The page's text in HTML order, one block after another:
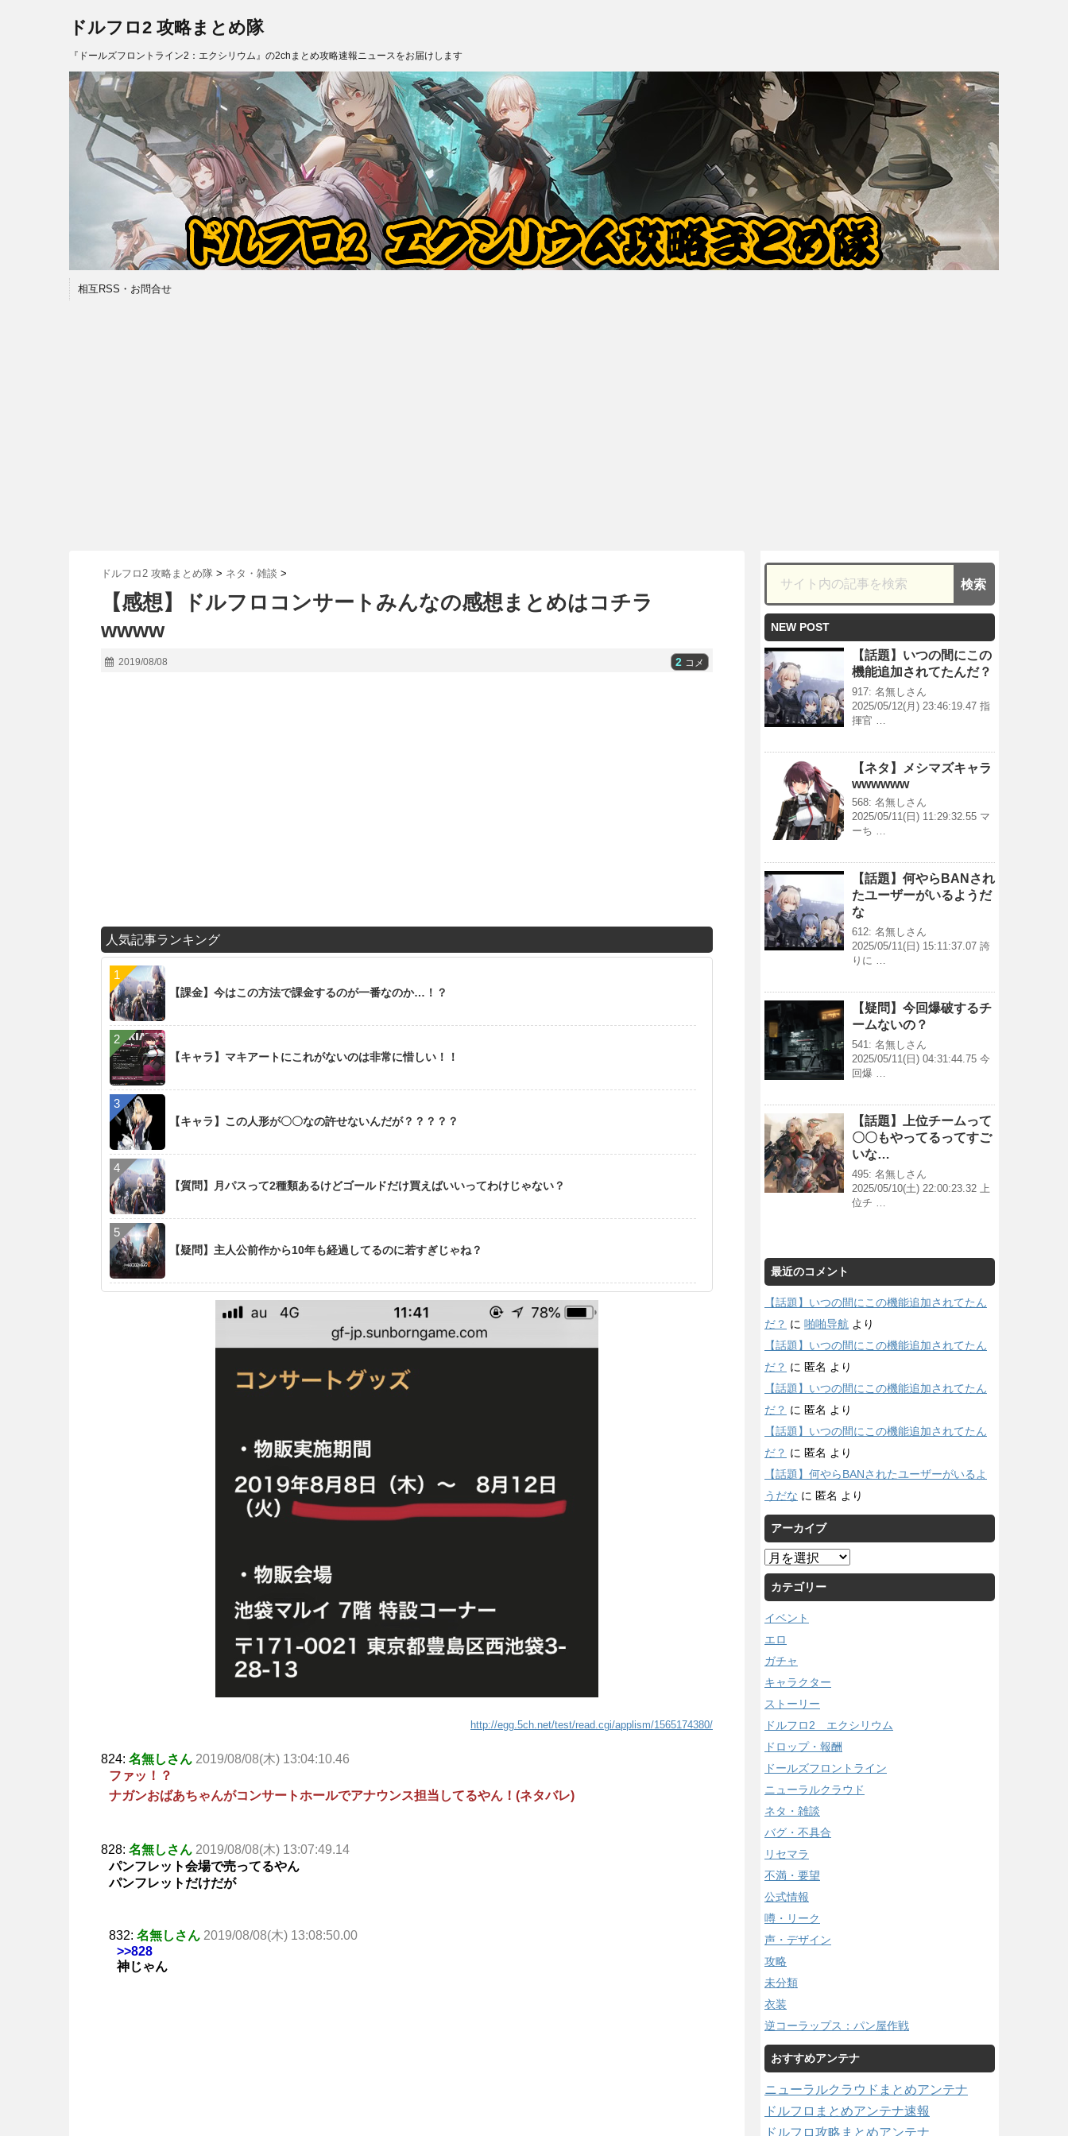
ドルフロ2 攻略まとめ隊
『ドールズフロントライン2：エクシリウム』の2chまとめ攻略速報ニュースをお届けします
相互RSS・お問合せ
ドルフロ2 攻略まとめ隊 > ネタ・雑談 >
【感想】ドルフロコンサートみんなの感想まとめはコチラ
wwww
2019/08/08 2 コメ
人気記事ランキング
【課金】今はこの方法で課金するのが一番なのか…！？
【キャラ】マキアートにこれがないのは非常に惜しい！！
【キャラ】この人形が〇〇なの許せないんだが？？？？？
【質問】月パスって2種類あるけどゴールドだけ買えばいいってわけじゃない？
【疑問】主人公前作から10年も経過してるのに若すぎじゃね？
http://egg.5ch.net/test/read.cgi/applism/1565174380/
824: 名無しさん 2019/08/08(木) 13:04:10.46
ファッ！？
ナガンおばあちゃんがコンサートホールでアナウンス担当してるやん！(ネタバレ)
828: 名無しさん 2019/08/08(木) 13:07:49.14
パンフレット会場で売ってるやん
パンフレットだけだが
832: 名無しさん 2019/08/08(木) 13:08:50.00
>>828
神じゃん
NEW POST
【話題】いつの間にこの
機能追加されてたんだ？
917: 名無しさん
2025/05/12(月) 23:46:19.47 指
揮官 …
【ネタ】メシマズキャラ
wwwwww
568: 名無しさん
2025/05/11(日) 11:29:32.55 マ
ーち …
【話題】何やらBANされ
たユーザーがいるようだ
な
612: 名無しさん
2025/05/11(日) 15:11:37.07 誇
りに …
【疑問】今回爆破するチ
ームないの？
541: 名無しさん
2025/05/11(日) 04:31:44.75 今
回爆 …
【話題】上位チームって
〇〇もやってるってすご
いな…
495: 名無しさん
2025/05/10(土) 22:00:23.32 上
位チ …
最近のコメント
【話題】いつの間にこの機能追加されてたん
だ？ に 啪啪导航 より
【話題】いつの間にこの機能追加されてたん
だ？ に 匿名 より
【話題】いつの間にこの機能追加されてたん
だ？ に 匿名 より
【話題】いつの間にこの機能追加されてたん
だ？ に 匿名 より
【話題】何やらBANされたユーザーがいるよ
うだな に 匿名 より
アーカイブ
ア
ー
カ
イ
ブ
カテゴリー
イベント
エロ
ガチャ
キャラクター
ストーリー
ドルフロ2 エクシリウム
ドロップ・報酬
ドールズフロントライン
ニューラルクラウド
ネタ・雑談
バグ・不具合
リセマラ
不満・要望
公式情報
噂・リーク
声・デザイン
攻略
未分類
衣装
逆コーラップス：パン屋作戦
おすすめアンテナ
ニューラルクラウドまとめアンテナ
ドルフロまとめアンテナ速報
ドルフロ攻略まとめアンテナ